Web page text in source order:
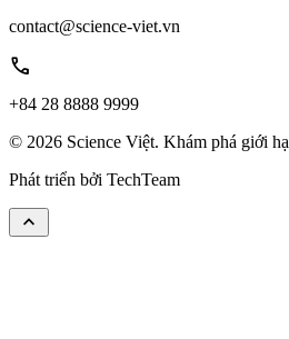
contact@science-viet.vn
call
+84 28 8888 9999
© 2026 Science Việt. Khám phá giới
Phát triển bởi TechTeam
keyboard_arrow_up